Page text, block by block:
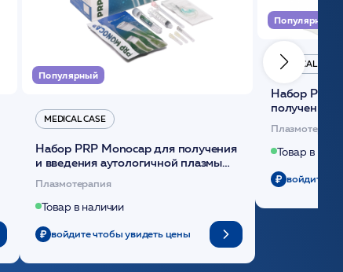
Популярный
MEDICAL CASE
Набор PRP Monocap для получения
и введения аутологичной плазмы
(саше 1шт)/Medical Case
Плазмотерапия
Товар в наличии
войдите чтобы увидеть цены
Популярный
MEDICAL CASE
Набор Plasmoactive Стандарт для
получения
плазмы
Товар в
войдите